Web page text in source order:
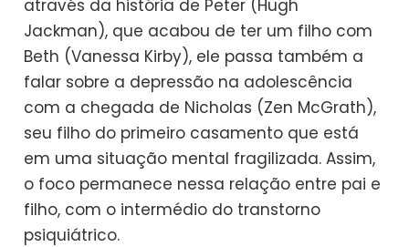
através da história de Peter (Hugh
Jackman), que acabou de ter um filho com
Beth (Vanessa Kirby), ele passa também a
falar sobre a depressão na adolescência
com a chegada de Nicholas (Zen McGrath),
seu filho do primeiro casamento que está
em uma situação mental fragilizada. Assim,
o foco permanece nessa relação entre pai e
filho, com o intermédio do transtorno
psiquiátrico.